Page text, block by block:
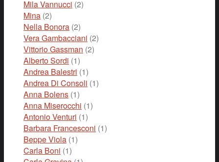
Mila Vannucci (2)
Mina (2)
Nella Bonora (2)
Vera Gambacciani (2)
Vittorio Gassman (2)
Alberto Sordi (1)
Andrea Balestri (1)
Andrea Di Consoli (1)
Anna Bolens (1)
Anna Miserocchi (1)
Antonio Venturi (1)
Barbara Francesconi (1)
Beppe Viola (1)
Carla Boni (1)